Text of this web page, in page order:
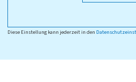
Diese Einstellung kann jederzeit in den